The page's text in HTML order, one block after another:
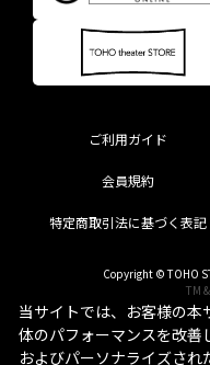
ご利用ガイド
会員規約
特定商取引法に基づく表記
Copyright © TOHO
TM
当サイトでは、お客様の
体のパフォーマンスを改善
およびパーソナライズさ